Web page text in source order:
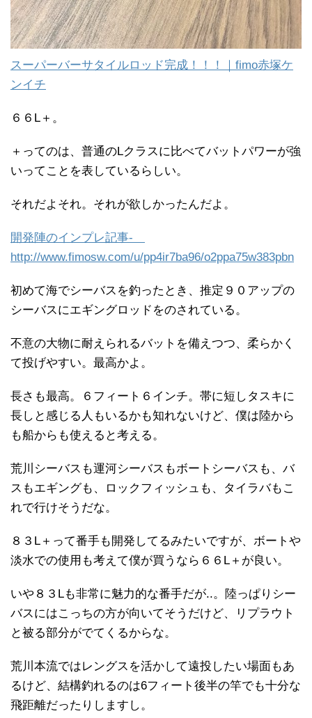
スーパーバーサタイルロッド完成！！！｜fimo赤塚ケ
ンイチ
６６L＋。
＋ってのは、普通のLクラスに比べてバットパワーが強
いってことを表しているらしい。
それだよそれ。それが欲しかったんだよ。
開発陣のインプレ記事-
http://www.fimosw.com/u/pp4ir7ba96/o2ppa75w383pbn
初めて海でシーバスを釣ったとき、推定９０アップの
シーバスにエギングロッドをのされている。
不意の大物に耐えられるバットを備えつつ、柔らかく
て投げやすい。最高かよ。
長さも最高。６フィート６インチ。帯に短しタスキに
長しと感じる人もいるかも知れないけど、僕は陸から
も船からも使えると考える。
荒川シーバスも運河シーバスもボートシーバスも、バ
スもエギングも、ロックフィッシュも、タイラバもこ
れで行けそうだな。
８３L＋って番手も開発してるみたいですが、ボートや
淡水での使用も考えて僕が買うなら６６L＋が良い。
いや８３Lも非常に魅力的な番手だが..。陸っぱりシー
バスにはこっちの方が向いてそうだけど、リプラウト
と被る部分がでてくるからな。
荒川本流ではレングスを活かして遠投したい場面もあ
るけど、結構釣れるのは6フィート後半の竿でも十分な
飛距離だったりしますし。